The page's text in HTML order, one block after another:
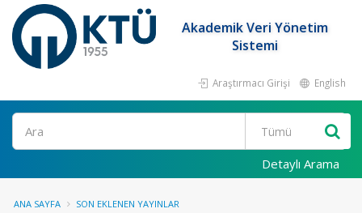
Akademik Veri Yönetim
Sistemi
Araştırmacı Girişi English
Ara
Detaylı Arama
ANA SAYFA SON EKLENEN YAYINLAR